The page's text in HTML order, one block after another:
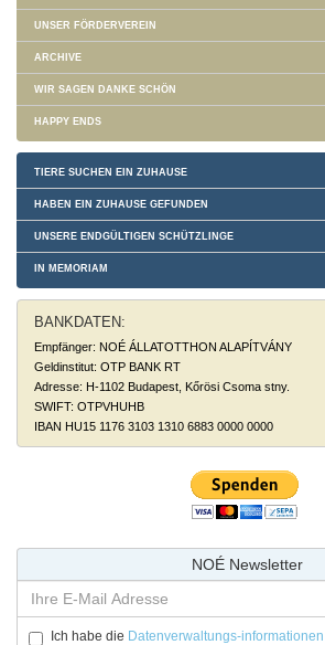
UNSER FÖRDERVEREIN
ARCHIVE
WIR SAGEN DANKE SCHÖN
HAPPY ENDS
TIERE SUCHEN EIN ZUHAUSE
HABEN EIN ZUHAUSE GEFUNDEN
UNSERE ENDGÜLTIGEN SCHÜTZLINGE
IN MEMORIAM
BANKDATEN:
Empfänger: NOÉ ÁLLATOTTHON ALAPÍTVÁNY
Geldinstitut: OTP BANK RT
Adresse: H-1102 Budapest, Kőrösi Csoma stny.
SWIFT: OTPVHUHB
IBAN HU15 1176 3103 1310 6883 0000 0000
NOÉ Newsletter
Ich habe die Datenverwaltungs-informationen